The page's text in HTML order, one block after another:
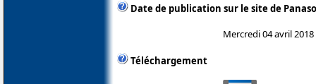
Date de publication sur le site de
Mercredi 04 avril 2018
Téléchargement